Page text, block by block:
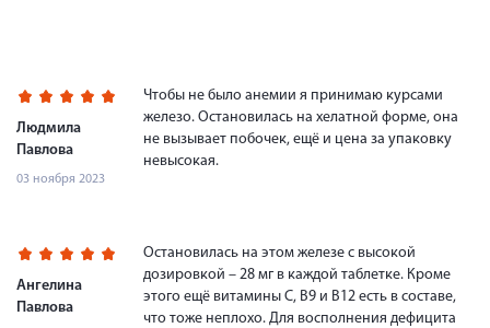
Людмила
Павлова
03 ноября 2023
Чтобы не было анемии я принимаю курсами
железо. Остановилась на хелатной форме, она
не вызывает побочек, ещё и цена за упаковку
невысокая.
Ангелина
Павлова
Остановилась на этом железе с высокой
дозировкой – 28 мг в каждой таблетке. Кроме
этого ещё витамины С, В9 и В12 есть в составе,
что тоже неплохо. Для восполнения дефицита